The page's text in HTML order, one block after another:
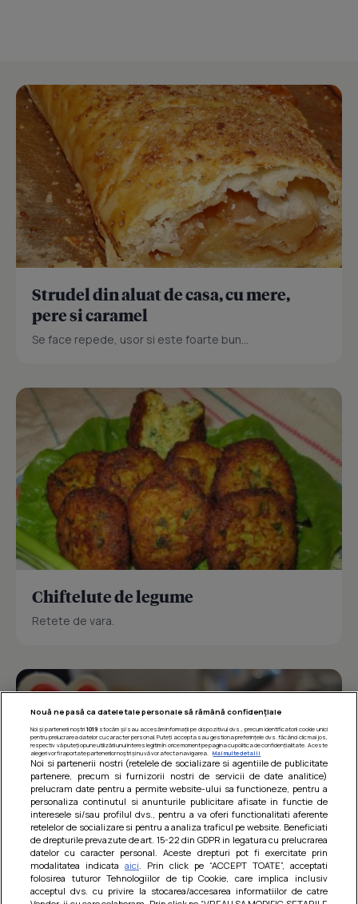
Strudel din aluat de casa, cu mere,
pere si caramel
Se face repede, usor si este foarte bun...
Chiftelute de legume
Retete de vara.
Barcute din vinete cu arpagic rosu
Nouă ne pasă ca datele tale personale să rămână confidențiale
Noi și partenerii noștri 1019stocăm și/sau accesăm informații pe dispozitivul dvs., precum identificatorii cookie unici
pentru prelucrarea datelor cu caracter personal. Puteți accepta sau gestiona preferințele dvs. făcând clic mai jos,
respectiv vă puteți opune utilizării unui interes legitim în orice moment pe pagina cu politica de confidențialitate. Aceste
alegeri vor fi raportate partenerilor noștri și nu vă vor afecta navigarea.
Mai multe detalii
Noi si partenerii nostri (retelele de socializare si agentiile de publicitate
partenere, precum si furnizorii nostri de servicii de date analitice)
prelucram date pentru a permite website-ului sa functioneze, pentru a
personaliza continutul si anunturile publicitare afisate in functie de
interesele si/sau profilul dvs., pentru a va oferi functionalitati aferente
retelelor de socializare si pentru a analiza traficul pe website. Beneficiati
de drepturile prevazute de art. 15-22 din GDPR in legatura cu prelucrarea
datelor cu caracter personal. Aceste drepturi pot fi exercitate prin
modalitatea indicataaici . Prin click pe “ACCEPT TOATE”, acceptati
folosirea tuturor Tehnologiilor de tip Cookie, care implica inclusiv
acceptul dvs. cu privire la stocarea/accesarea informatiilor de catre